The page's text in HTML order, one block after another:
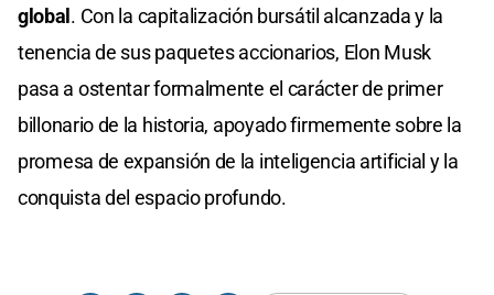
global . Con la capitalización bursátil alcanzada y la
tenencia de sus paquetes accionarios, Elon Musk
pasa a ostentar formalmente el carácter de primer
billonario de la historia, apoyado firmemente sobre la
promesa de expansión de la inteligencia artificial y la
conquista del espacio profundo.